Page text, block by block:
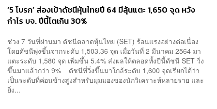
‘5 โบรก’ ส่องเป้าดัชนีหุ้นไทยปี 64 มีลุ้นแตะ 1,650 จุด หวัง
กำไร บจ. ปีนี้โตเกิน 30%
ช่วง 7 วันที่ผ่านมา ดัชนีตลาดหุ้นไทย (SET) ร้อนแรงอย่างต่อเนื่อง
โดยดัชนีพุ่งขึ้นจากระดับ 1,503.36 จุด เมื่อวันที่ 2 มีนาคม 2564 มา
แตะระดับ 1,580 จุด เพิ่มขึ้น 5.4% ส่งผลให้ตลอดทั้งปีนี้ดัชนี SET วิ่ง
ขึ้นมาแล้วกว่า 9% ดัชนีที่วิ่งขึ้นมาใกล้ระดับ 1,600 จุดเรียกได้ว่า
เป็นระดับที่ค่อนข้างสูงสำหรับมุมมองของนักวิเคราะห์หลายราย และ
ยิ่ง...